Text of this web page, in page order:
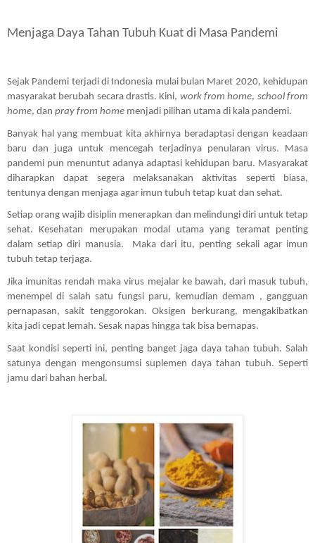
Menjaga Daya Tahan Tubuh Kuat di Masa Pandemi
Sejak Pandemi terjadi di Indonesia mulai bulan Maret 2020, kehidupan
masyarakat berubah secara drastis. Kini, work from home, school from
home, dan pray from home menjadi pilihan utama di kala pandemi.
Banyak hal yang membuat kita akhirnya beradaptasi dengan keadaan
baru dan juga untuk mencegah terjadinya penularan virus. Masa
pandemi pun menuntut adanya adaptasi kehidupan baru. Masyarakat
diharapkan dapat segera melaksanakan aktivitas seperti biasa,
tentunya dengan menjaga agar imun tubuh tetap kuat dan sehat.
Setiap orang wajib disiplin menerapkan dan melindungi diri untuk tetap
sehat. Kesehatan merupakan modal utama yang teramat penting
dalam setiap diri manusia.  Maka dari itu, penting sekali agar imun
tubuh tetap terjaga.
Jika imunitas rendah maka virus mejalar ke bawah, dari masuk tubuh,
menempel di salah satu fungsi paru, kemudian demam , gangguan
pernapasan, sakit tenggorokan. Oksigen berkurang, mengakibatkan
kita jadi cepat lemah. Sesak napas hingga tak bisa bernapas.
Saat kondisi seperti ini, penting banget jaga daya tahan tubuh. Salah
satunya dengan mengonsumsi suplemen daya tahan tubuh. Seperti
jamu dari bahan herbal.